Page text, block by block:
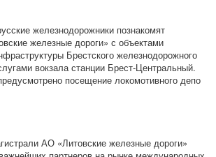
железнодорожники познакомят
железные дороги» с объектами
Брестского железнодорожного
вокзала станции Брест-Центральный.
посещение локомотивного депо
АО «Литовские железные дороги»